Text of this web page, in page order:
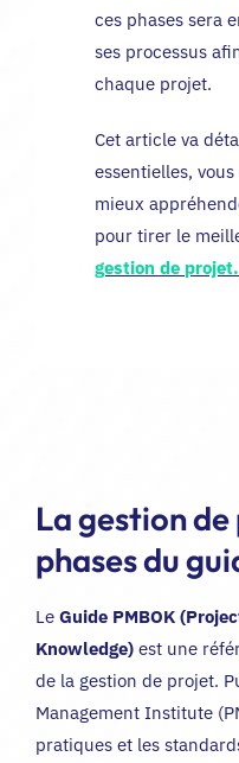
ces phases sera
ses processus
chaque projet.
Cet article va
essentielles,
mieux
pour tirer le
gestion de projet.
La gestion
phases du
Le Guide PMBOK
Knowledge)est une
de la gestion de projet.
Management Institute
pratiques et les